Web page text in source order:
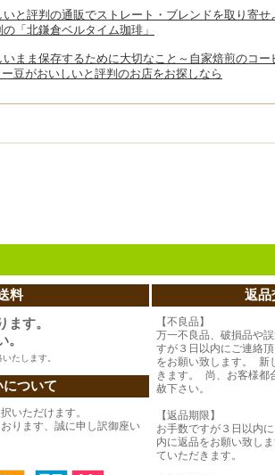
いと評判の通販でストレート・ブレンドを取り寄
「北鎌倉ベルタイム珈琲」
いまま保存するために大切なこと～自家焙煎のコ
豆がおいしいと評判のお店をお探しなら
料
す。
たします。
ついて
いただけます。
ります、誠に申し訳御座い
返品
【不良品】
万一不良品、破損品や
すが３日以内にご連絡
をお願い致します。 新
きます。 尚、お客様都
赦下さい。
【返品期限】
お手数ですが３日以内
内に返品をお願い致し
ていただきます。